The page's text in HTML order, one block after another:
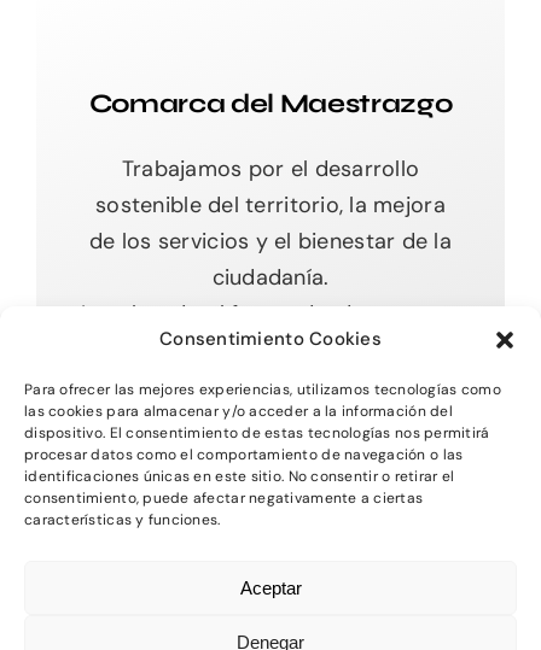
Consentimiento Cookies
Para ofrecer las mejores experiencias, utilizamos tecnologías como
las cookies para almacenar y/o acceder a la información del
dispositivo. El consentimiento de estas tecnologías nos permitirá
procesar datos como el comportamiento de navegación o las
identificaciones únicas en este sitio. No consentir o retirar el
consentimiento, puede afectar negativamente a ciertas
características y funciones.
Aceptar
Denegar
Comarca del Maestrazgo
Trabajamos por el desarrollo
sostenible del territorio, la mejora
de los servicios y el bienestar de la
ciudadanía.
Impulsando el futuro desde nuestras
raíces.
Toggle
Navigation
Inicio
Aviso Legal-Política de Privacidad